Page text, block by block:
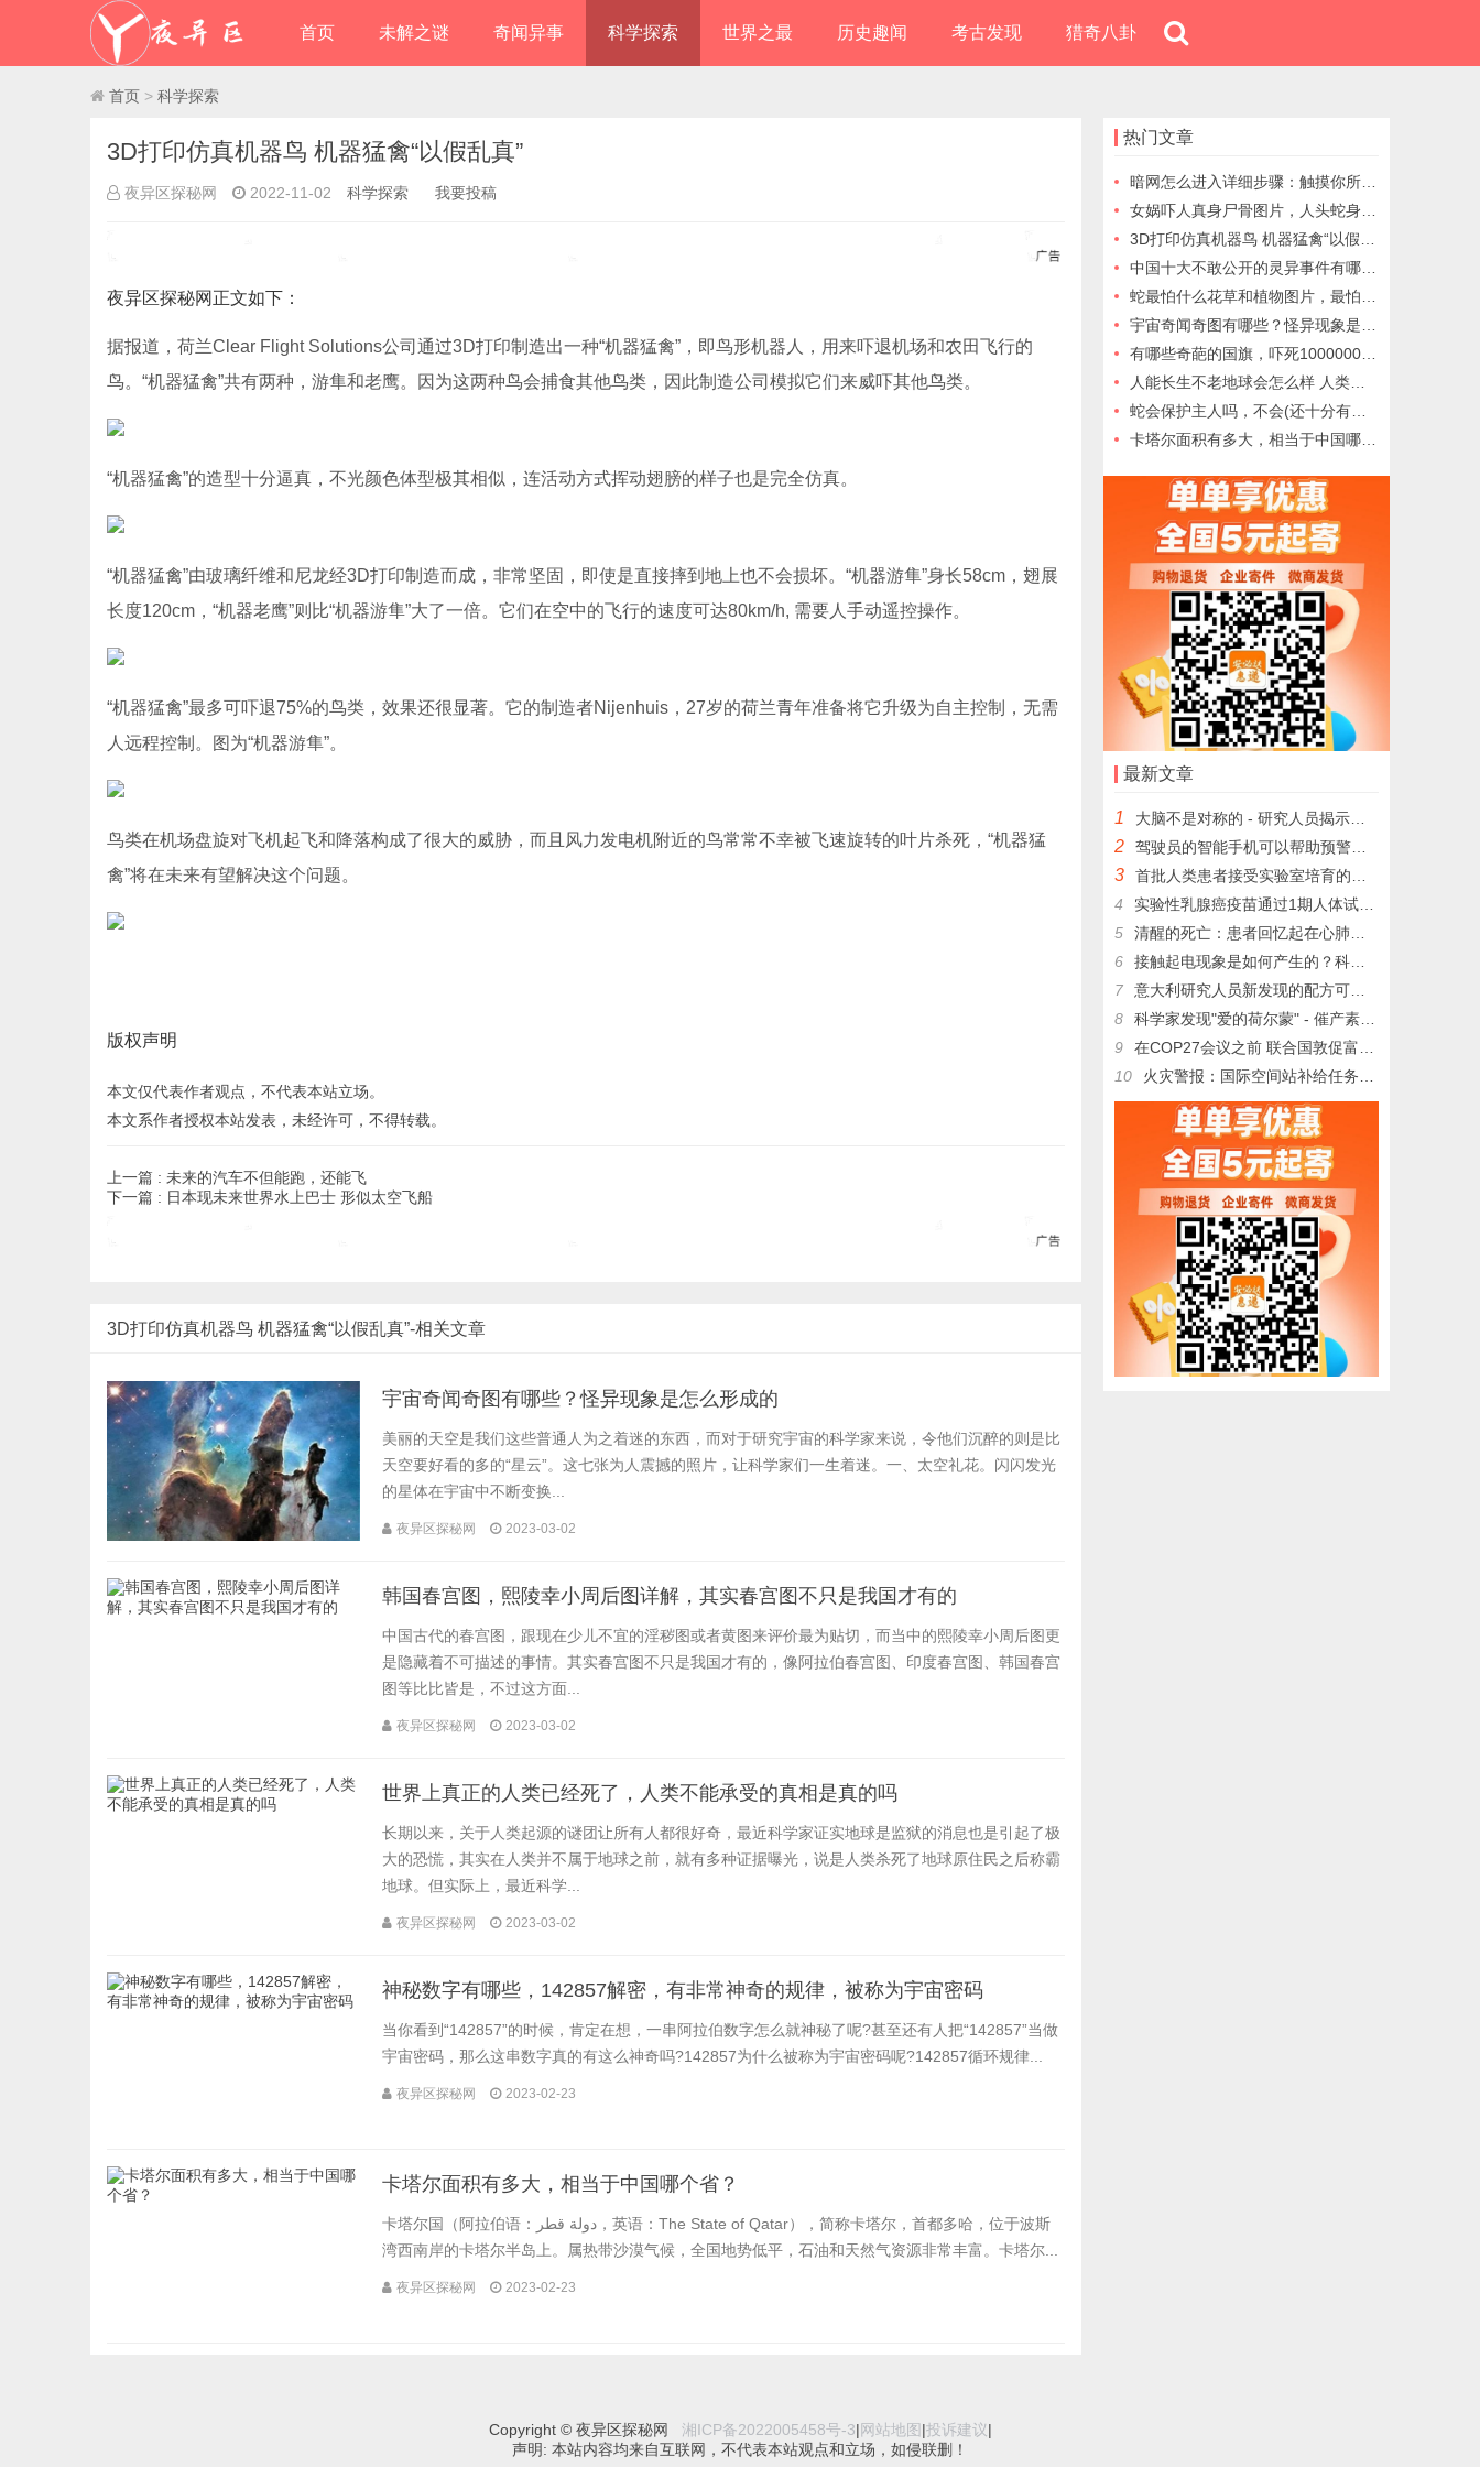
首页 未解之谜 奇闻异事 科学探索 世界之最 历史趣闻 考古发现 猎奇八卦
首页 > 科学探索
3D打印仿真机器鸟 机器猛禽“以假乱真”
夜异区探秘网 2022-11-02 科学探索 我要投稿
夜异区探秘网 正文如下 ：
据报道，荷兰Clear Flight Solutions公司通过3D打印制造出一种“机器猛禽”，即鸟形机器人，用来吓退机场和农田飞行的
鸟。“机器猛禽”共有两种，游隼和老鹰。因为这两种鸟会捕食其他鸟类，因此制造公司模拟它们来威吓其他鸟类。
“机器猛禽”的造型十分逼真，不光颜色体型极其相似，连活动方式挥动翅膀的样子也是完全仿真。
“机器猛禽”由玻璃纤维和尼龙经3D打印制造而成，非常坚固，即使是直接摔到地上也不会损坏。“机器游隼”身长58cm，翅展
长度120cm，“机器老鹰”则比“机器游隼”大了一倍。它们在空中的飞行的速度可达80km/h, 需要人手动遥控操作。
“机器猛禽”最多可吓退75%的鸟类，效果还很显著。它的制造者Nijenhuis，27岁的荷兰青年准备将它升级为自主控制，无需
人远程控制。图为“机器游隼”。
鸟类在机场盘旋对飞机起飞和降落构成了很大的威胁，而且风力发电机附近的鸟常常不幸被飞速旋转的叶片杀死，“机器猛
禽”将在未来有望解决这个问题。
版权声明
本文仅代表作者观点，不代表本站立场。
本文系作者授权本站发表，未经许可，不得转载。
上一篇 : 未来的汽车不但能跑，还能飞
下一篇 : 日本现未来世界水上巴士 形似太空飞船
3D打印仿真机器鸟 机器猛禽“以假乱真”-相关文章
宇宙奇闻奇图有哪些？怪异现象是怎么形成的
美丽的天空是我们这些普通人为之着迷的东西，而对于研究宇宙的科学家来说，令他们沉醉的则是比
天空要好看的多的“星云”。这七张为人震撼的照片，让科学家们一生着迷。一、太空礼花。闪闪发光
的星体在宇宙中不断变换...
夜异区探秘网 2023-03-02
韩国春宫图，熙陵幸小周后图详解，其实春宫图不只是我国才有的
中国古代的春宫图，跟现在少儿不宜的淫秽图或者黄图来评价最为贴切，而当中的熙陵幸小周后图更
是隐藏着不可描述的事情。其实春宫图不只是我国才有的，像阿拉伯春宫图、印度春宫图、韩国春宫
图等比比皆是，不过这方面...
夜异区探秘网 2023-03-02
世界上真正的人类已经死了，人类不能承受的真相是真的吗
长期以来，关于人类起源的谜团让所有人都很好奇，最近科学家证实地球是监狱的消息也是引起了极
大的恐慌，其实在人类并不属于地球之前，就有多种证据曝光，说是人类杀死了地球原住民之后称霸
地球。但实际上，最近科学...
夜异区探秘网 2023-03-02
神秘数字有哪些，142857解密，有非常神奇的规律，被称为宇宙密码
当你看到“142857”的时候，肯定在想，一串阿拉伯数字怎么就神秘了呢?甚至还有人把“142857”当做
宇宙密码，那么这串数字真的有这么神奇吗?142857为什么被称为宇宙密码呢?142857循环规律...
夜异区探秘网 2023-02-23
卡塔尔面积有多大，相当于中国哪个省？
卡塔尔国（阿拉伯语：دولة قطر，英语：The State of Qatar），简称卡塔尔，首都多哈，位于波斯
湾西南岸的卡塔尔半岛上。属热带沙漠气候，全国地势低平，石油和天然气资源非常丰富。卡塔尔...
夜异区探秘网 2023-02-23
热门文章
暗网怎么进入详细步骤：触摸你所不了解的黑暗网络
女娲吓人真身尸骨图片，人头蛇身面目狰狞(胆小勿入)
3D打印仿真机器鸟 机器猛禽“以假乱真”
中国十大不敢公开的灵异事件有哪些，真实案例大全
蛇最怕什么花草和植物图片，最怕折耳根/野决明(防蛇驱蛇)
宇宙奇闻奇图有哪些？怪异现象是怎么形成的
有哪些奇葩的国旗，吓死1000000人的国旗，四种国旗最吓人
人能长生不老地球会怎么样 人类长生不老带给地球的是危机
蛇会保护主人吗，不会(还十分有可能会攻击咬伤主人)
卡塔尔面积有多大，相当于中国哪个省？
最新文章
1 大脑不是对称的 - 研究人员揭示了他们的的新见解_新奇科技 - 夜异区世界之最
2 驾驶员的智能手机可以帮助预警桥梁倒塌_新奇科技 - 夜异区世界之最
3
首批人类患者接受实验室培育的血细胞的输注 可调整成任何血型_新奇科技 - 夜异区世界之最
4
实验性乳腺癌疫苗通过1期人体试验 已可证明其安全性且前景向好_新奇科技 - 夜异区世界之最
5
清醒的死亡：患者回忆起在心肺复苏过程中的濒死体验_新奇科技 - 夜异区世界之最
6
接触起电现象是如何产生的？科学家们解决了这个80年的物理学之谜_新奇科技 - 夜异区世界之最
7
意大利研究人员新发现的配方可使新鲜意面的保质期延长30天_新奇科技 - 夜异区世界之最
8
科学家发现"爱的荷尔蒙" - 催产素实际上可以用来修复心脏_新奇科技 - 夜异区世界之最
9
在COP27会议之前 联合国敦促富裕国家履行失败的气候承诺_新奇科技 - 夜异区世界之最
10
火灾警报：国际空间站补给任务发射被取消_新奇科技 - 夜异区世界之最
Copyright © 夜异区探秘网 湘ICP备2022005458号-3|网站地图 |投诉建议|
声明: 本站内容均来自互联网，不代表本站观点和立场，如侵联删！